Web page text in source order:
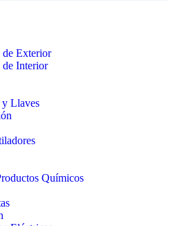
de Exterior
de Interior
y Llaves
Químicos